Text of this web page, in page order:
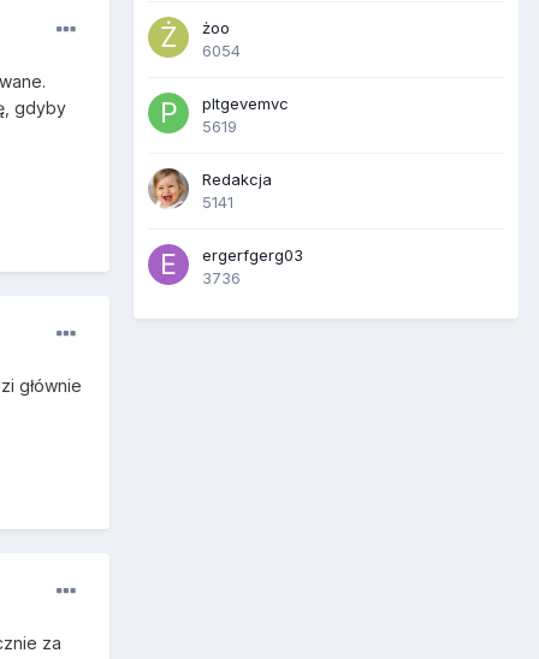
gdyby
głównie
za
żoo
6054
pltgevemvc
5619
Redakcja
5141
ergerfgerg03
3736